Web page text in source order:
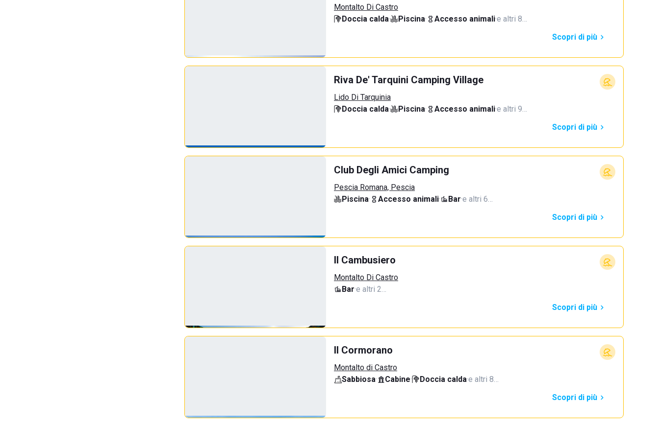
Montalto Di Castro
Doccia calda· Piscina· Accesso animali·e altri 8…
Scopri di più
Riva De' Tarquini Camping Village
Lido Di Tarquinia
Doccia calda· Piscina· Accesso animali·e altri 9…
Scopri di più
Club Degli Amici Camping
Pescia Romana, Pescia
Piscina· Accesso animali· Bar·e altri 6…
Scopri di più
Il Cambusiero
Montalto Di Castro
Bar·e altri 2…
Scopri di più
Il Cormorano
Montalto di Castro
Sabbiosa· Cabine· Doccia calda·e altri 8…
Scopri di più